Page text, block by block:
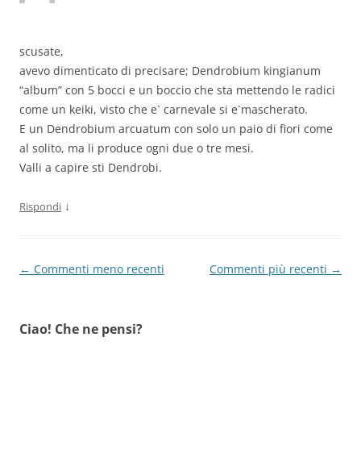
scusate,
avevo dimenticato di precisare; Dendrobium kingianum
“album” con 5 bocci e un boccio che sta mettendo le radici
come un keiki, visto che e` carnevale si e`mascherato.
E un Dendrobium arcuatum con solo un paio di fiori come
al solito, ma li produce ogni due o tre mesi.
Valli a capire sti Dendrobi.
Rispondi ↓
Navigazione
← Commenti meno recenti Commenti più recenti →
Ciao! Che ne pensi?